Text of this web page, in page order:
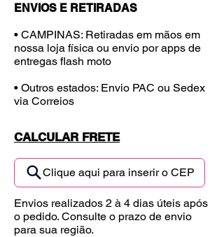
ENVIOS E RETIRADAS
• CAMPINAS: Retiradas em mãos em
nossa loja física ou envio por apps de
entregas flash moto
• Outros estados: Envio PAC ou Sedex
via Correios
CALCULAR FRETE
Clique aqui para inserir o CEP
Envios realizados 2 à 4 dias úteis após
o pedido. Consulte o prazo de envio
para sua região.